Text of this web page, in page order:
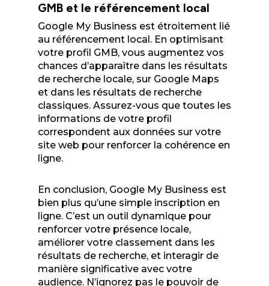
GMB et le référencement local
Google My Business est étroitement lié
au référencement local. En optimisant
votre profil GMB, vous augmentez vos
chances d’apparaître dans les résultats
de recherche locale, sur Google Maps
et dans les résultats de recherche
classiques. Assurez-vous que toutes les
informations de votre profil
correspondent aux données sur votre
site web pour renforcer la cohérence en
ligne.
En conclusion, Google My Business est
bien plus qu’une simple inscription en
ligne. C’est un outil dynamique pour
renforcer votre présence locale,
améliorer votre classement dans les
résultats de recherche, et interagir de
manière significative avec votre
audience. N’ignorez pas le pouvoir de